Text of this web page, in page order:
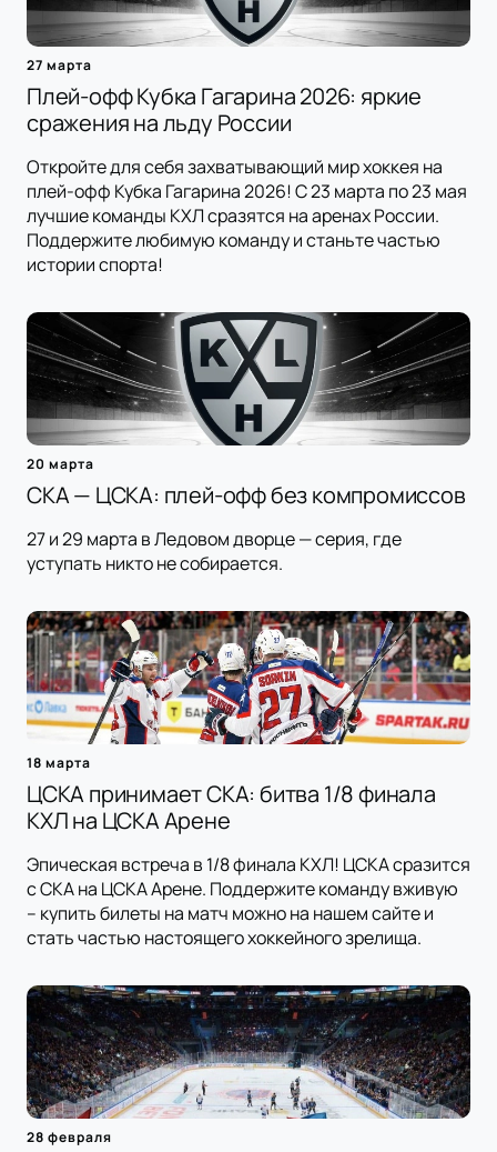
27 марта
Плей-офф Кубка Гагарина 2026: яркие
сражения на льду России
Откройте для себя захватывающий мир хоккея на
плей-офф Кубка Гагарина 2026! С 23 марта по 23 мая
лучшие команды КХЛ сразятся на аренах России.
Поддержите любимую команду и станьте частью
истории спорта!
20 марта
СКА — ЦСКА: плей-офф без компромиссов
27 и 29 марта в Ледовом дворце — серия, где
уступать никто не собирается.
18 марта
ЦСКА принимает СКА: битва 1/8 финала
КХЛ на ЦСКА Арене
Эпическая встреча в 1/8 финала КХЛ! ЦСКА сразится
с СКА на ЦСКА Арене. Поддержите команду вживую
– купить билеты на матч можно на нашем сайте и
стать частью настоящего хоккейного зрелища.
28 февраля